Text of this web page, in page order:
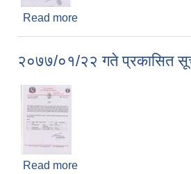
Read more
२०७७/०१/२२ गते प्रकासित
Read more